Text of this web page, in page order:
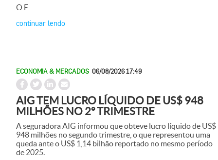
O E
continuar lendo
ECONOMIA & MERCADOS 06/08/2026 17:49
AIG TEM LUCRO LÍQUIDO DE US$ 948
MILHÕES NO 2º TRIMESTRE
A seguradora AIG informou que obteve lucro líquido de US$
948 milhões no segundo trimestre, o que representou uma
queda ante o US$ 1,14 bilhão reportado no mesmo período
de 2025.